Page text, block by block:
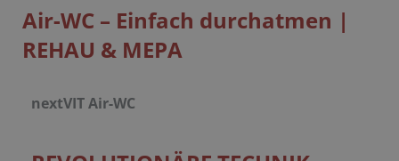
Air-WC – Einfach durchatmen |
REHAU & MEPA
nextVIT Air-WC